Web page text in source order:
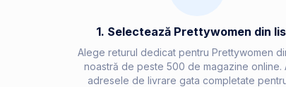
1. Selectează Prettywomen din
Alege returul dedicat pentru Prettywomen
noastră de peste 500 de magazine online.
adresele de livrare gata completate